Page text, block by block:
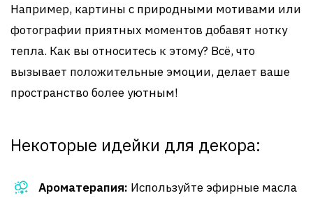
Например, картины с природными мотивами или
фотографии приятных моментов добавят нотку
тепла. Как вы относитесь к этому? Всё, что
вызывает положительные эмоции, делает ваше
пространство более уютным!
Некоторые идейки для декора:
Ароматерапия: Используйте эфирные масла